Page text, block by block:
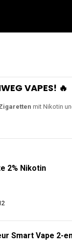
VAPES! 🔥
mit Nikotin
2% Nikotin
Smart Vape 2-